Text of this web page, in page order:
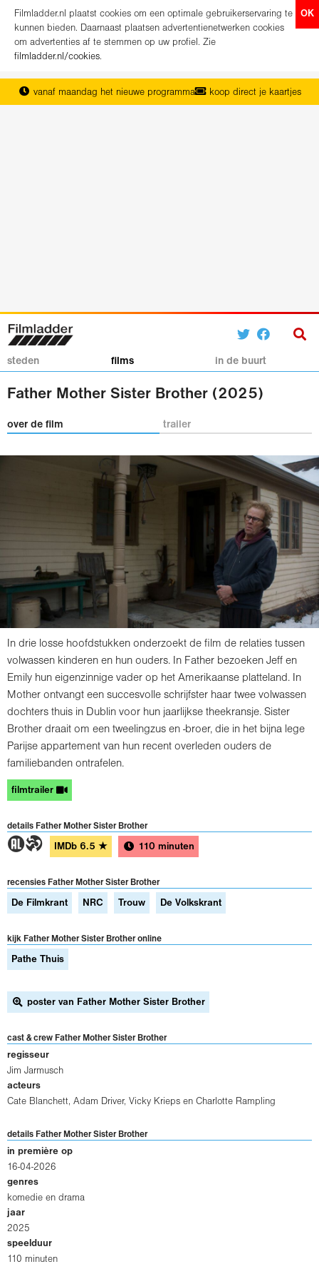
OK
Filmladder.nl plaatst cookies om een optimale gebruikerservaring te
kunnen bieden. Daarnaast plaatsen advertentienetwerken cookies
om advertenties af te stemmen op uw profiel. Zie
filmladder.nl/cookies.
vanaf maandag het nieuwe programma
koop direct je kaartjes
het complete overzicht van Nederland
steden films in de buurt
Father Mother Sister Brother (2025)
over de film trailer
In drie losse hoofdstukken onderzoekt de film de relaties tussen
volwassen kinderen en hun ouders. In Father bezoeken Jeff en
Emily hun eigenzinnige vader op het Amerikaanse platteland. In
Mother ontvangt een succesvolle schrijfster haar twee volwassen
dochters thuis in Dublin voor hun jaarlijkse theekransje. Sister
Brother draait om een tweelingzus en -broer, die in het bijna lege
Parijse appartement van hun recent overleden ouders de
familiebanden ontrafelen.
filmtrailer
details Father Mother Sister Brother
1T IMDb 6.5 ★ 110 minuten
recensies Father Mother Sister Brother
De Filmkrant NRC Trouw De Volkskrant
kijk Father Mother Sister Brother online
Pathe Thuis
poster van Father Mother Sister Brother
cast & crew Father Mother Sister Brother
regisseur
Jim Jarmusch
acteurs
Cate Blanchett, Adam Driver, Vicky Krieps en Charlotte Rampling
details Father Mother Sister Brother
in première op
16-04-2026
genres
komedie en drama
jaar
2025
speelduur
110 minuten